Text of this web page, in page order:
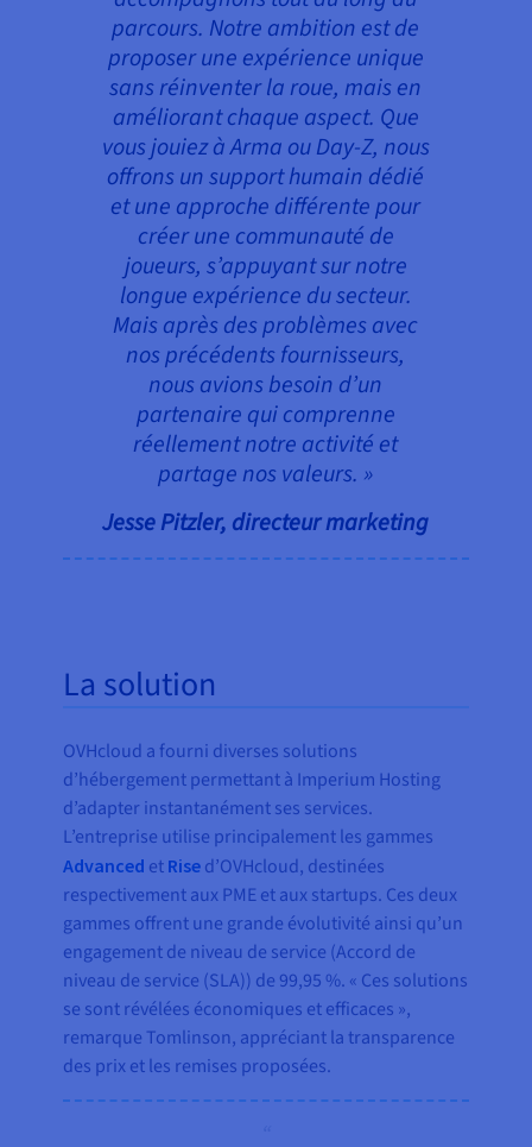
parcours. Notre ambition est de
proposer une expérience unique
sans réinventer la roue, mais en
améliorant chaque aspect. Que
vous jouiez à Arma ou Day-Z, nous
offrons un support humain dédié
et une approche différente pour
créer une communauté de
joueurs, s’appuyant sur notre
longue expérience du secteur.
Mais après des problèmes avec
nos précédents fournisseurs,
nous avions besoin d’un
partenaire qui comprenne
réellement notre activité et
partage nos valeurs. »
Jesse Pitzler, directeur marketing
La solution
OVHcloud a fourni diverses solutions
d’hébergement permettant à Imperium Hosting
d’adapter instantanément ses services.
L’entreprise utilise principalement les gammes
Advanced et Rise d’OVHcloud, destinées
respectivement aux PME et aux startups. Ces deux
gammes offrent une grande évolutivité ainsi qu’un
engagement de niveau de service (Accord de
niveau de service (SLA)) de 99,95 %. « Ces solutions
se sont révélées économiques et efficaces »,
remarque Tomlinson, appréciant la transparence
des prix et les remises proposées.